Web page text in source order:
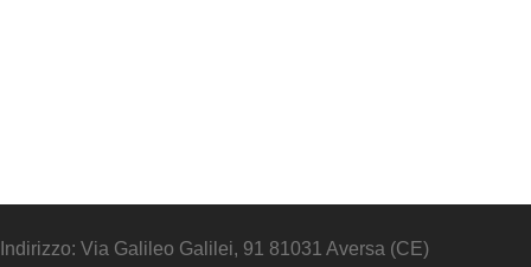
Indirizzo: Via Galileo Galilei, 91 81031 Aversa (CE)